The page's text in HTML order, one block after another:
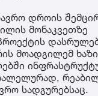
დროის
მონაკვეთზე
მოადგილემ
სადგურებსაც.